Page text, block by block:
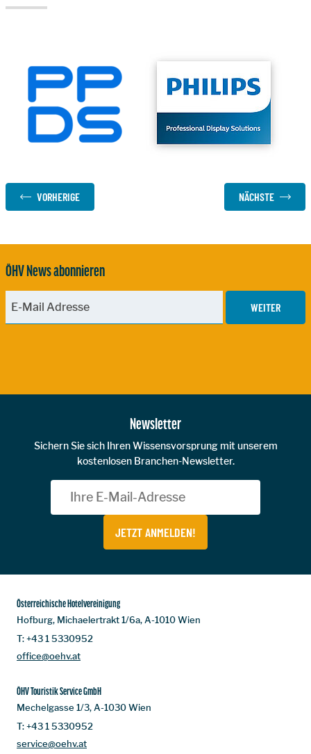
VORHERIGE NÄCHSTE
ÖHV News abonnieren
WEITER
Newsletter
Sichern Sie sich Ihren Wissensvorsprung mit unserem
kostenlosen Branchen-Newsletter.
JETZT ANMELDEN!
Österreichische Hotelvereinigung
Hofburg, Michaelertrakt 1/6a, A-1010 Wien
T:+43 1 5330952
office@oehv.at
ÖHV Touristik Service GmbH
Mechelgasse 1/3, A-1030 Wien
T:+43 1 5330952
service@oehv.at